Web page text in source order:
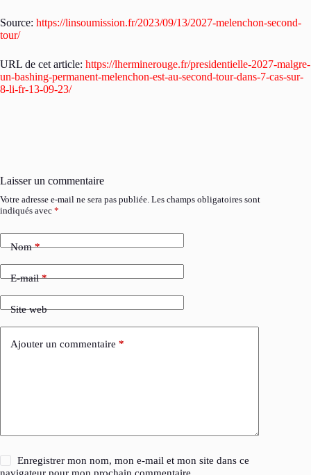
Source: https://linsoumission.fr/2023/09/13/2027-melenchon-second-
tour/
URL de cet article: https://lherminerouge.fr/presidentielle-2027-malgre-
un-bashing-permanent-melenchon-est-au-second-tour-dans-7-cas-sur-
8-li-fr-13-09-23/
Laisser un commentaire
Votre adresse e-mail ne sera pas publiée. Les champs obligatoires sont
indiqués avec *
Nom*
E-mail*
Site web
Ajouter un commentaire *
Enregistrer mon nom, mon e-mail et mon site dans ce